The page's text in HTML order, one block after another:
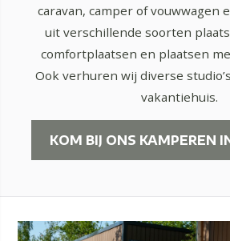
caravan, camper of vouwwagen
uit verschillende soorten
comfortplaatsen en plaatsen
Ook verhuren wij diverse
vakantiehuis.
KOM BIJ ONS KAMPEREN